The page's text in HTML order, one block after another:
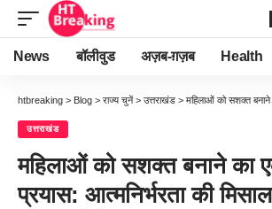
News बॉलीवुड अज़ब-ग़ज़ब Health
htbreaking > Blog > राज्य चुनें > उत्तराखंड > महिलाओं को सशक्त बनाने का एक सफल प्रयास:
उत्तराखंड
महिलाओं को सशक्त बनाने
प्रयास: आत्मनिर्भरता की